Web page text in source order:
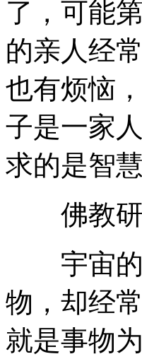
了，可能
的亲人经
也有烦恼
子是一家
求的是智
佛教研
宇宙的
物，却经
就是事物